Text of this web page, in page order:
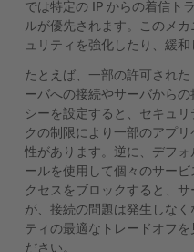
では特定の IP からの着信ト
ルが優先されます。このメ
ュリティを強化したり、緩和
たとえば、一部の許可され
ーバへの接続やサーバから
シーを設定すると、セキュ
クの制限により一部のアプ
性があります。逆に、デフ
ールを使用して個々のサー
クセスをブロックすると、
が、接続の問題は発生しな
ティの最適なトレードオフ
ださい。